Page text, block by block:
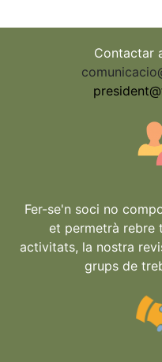
Contactar
Fer-se'n soci no
et permetrà rebre
activitats, la nostra
grups de